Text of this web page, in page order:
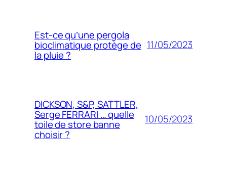
Est-ce qu’une pergola
bioclimatique protège de
la pluie ?
11/05/2023
DICKSON, S&P, SATTLER,
Serge FERRARI … quelle
toile de store banne
choisir ?
10/05/2023